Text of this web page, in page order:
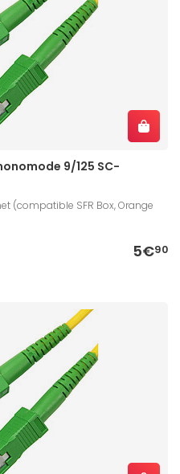
9/125 SC-
(compatible SFR Box, Orange
5€90